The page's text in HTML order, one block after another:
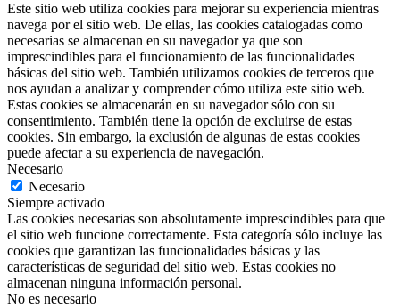
Este sitio web utiliza cookies para mejorar su experiencia mientras
navega por el sitio web. De ellas, las cookies catalogadas como
necesarias se almacenan en su navegador ya que son
imprescindibles para el funcionamiento de las funcionalidades
básicas del sitio web. También utilizamos cookies de terceros que
nos ayudan a analizar y comprender cómo utiliza este sitio web.
Estas cookies se almacenarán en su navegador sólo con su
consentimiento. También tiene la opción de excluirse de estas
cookies. Sin embargo, la exclusión de algunas de estas cookies
puede afectar a su experiencia de navegación.
Necesario
Necesario
Siempre activado
Las cookies necesarias son absolutamente imprescindibles para que
el sitio web funcione correctamente. Esta categoría sólo incluye las
cookies que garantizan las funcionalidades básicas y las
características de seguridad del sitio web. Estas cookies no
almacenan ninguna información personal.
No es necesario